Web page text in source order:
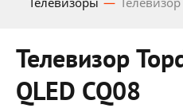
Телевизор
QLED CQ08